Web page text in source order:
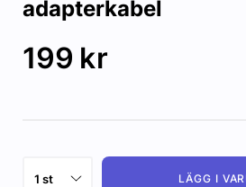
adapterkabel
199 kr
LÄGG I